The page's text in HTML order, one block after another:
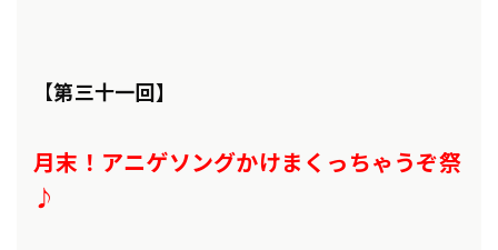
【第三十一回】
月末！アニゲソングかけまくっちゃうぞ祭
♪